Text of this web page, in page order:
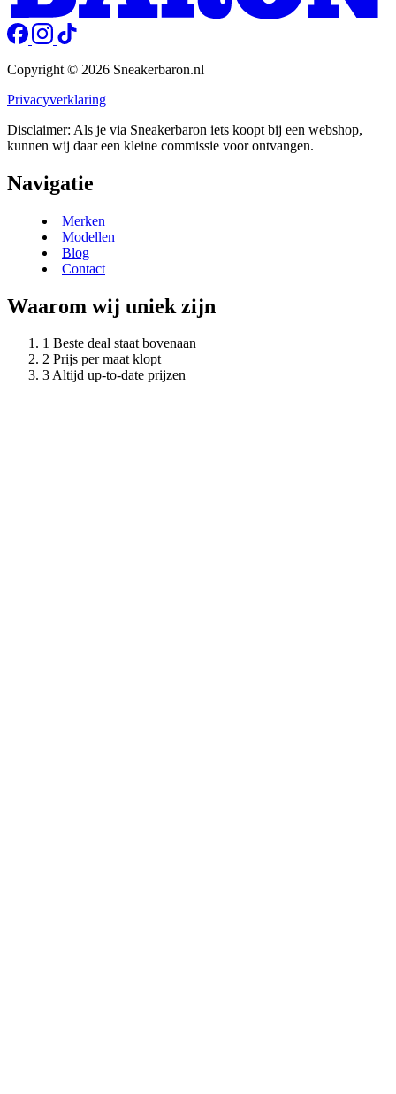
Copyright © 2026 Sneakerbaron.nl
Privacyverklaring
Disclaimer: Als je via Sneakerbaron iets koopt bij een webshop,
kunnen wij daar een kleine commissie voor ontvangen.
Navigatie
Merken
Modellen
Blog
Contact
Waarom wij uniek zijn
Beste deal staat bovenaan
Prijs per maat klopt
Altijd up-to-date prijzen